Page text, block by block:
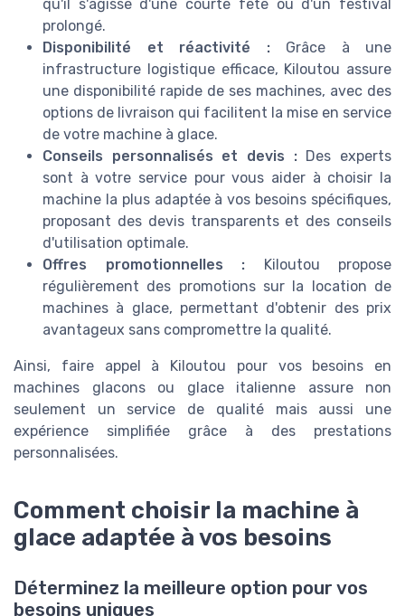
qu'il s'agisse d'une courte fête ou d'un festival
prolongé.
Disponibilité et réactivité :Grâce à une
infrastructure logistique efficace, Kiloutou assure
une disponibilité rapide de ses machines, avec des
options de livraison qui facilitent la mise en service
de votre machine à glace.
Conseils personnalisés et devis :Des experts
sont à votre service pour vous aider à choisir la
machine la plus adaptée à vos besoins spécifiques,
proposant des devis transparents et des conseils
d'utilisation optimale.
Offres promotionnelles : Kiloutou propose
régulièrement des promotions sur la location de
machines à glace, permettant d'obtenir des prix
avantageux sans compromettre la qualité.
Ainsi, faire appel à Kiloutou pour vos besoins en
machines glacons ou glace italienne assure non
seulement un service de qualité mais aussi une
expérience simplifiée grâce à des prestations
personnalisées.
Comment choisir la machine à
glace adaptée à vos besoins
Déterminez la meilleure option pour vos
besoins uniques